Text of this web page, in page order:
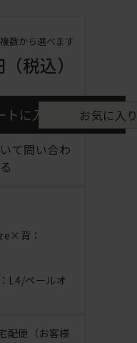
数から選べます
（税込）
トに入れる お気に入
て問い合わ
背：
L4/ペールオ
配便（お客様